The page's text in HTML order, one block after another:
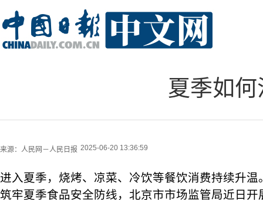
夏季如
来源： 人民网－人民日报 2025-06-20 13:36:59
进入夏季，烧烤、凉菜、冷饮等餐饮消费持续升
筑牢夏季食品安全防线，北京市市场监管局近日开